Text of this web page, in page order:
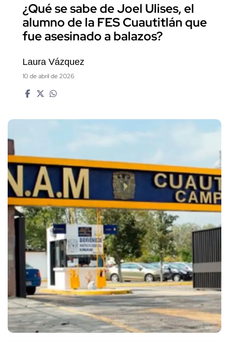
¿Qué se sabe de Joel Ulises, el
alumno de la FES Cuautitlán que
fue asesinado a balazos?
Laura Vázquez
10 de abril de 2026